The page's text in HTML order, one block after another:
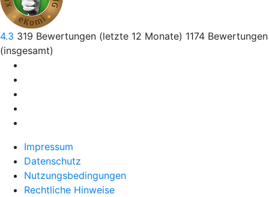
4.3 319 Bewertungen (letzte 12 Monate) 1174 Bewertungen
(insgesamt)
Impressum
Datenschutz
Nutzungsbedingungen
Rechtliche Hinweise